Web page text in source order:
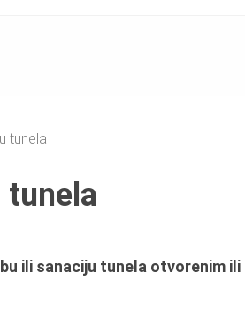
tunela
tunela
ili sanaciju tunela otvorenim